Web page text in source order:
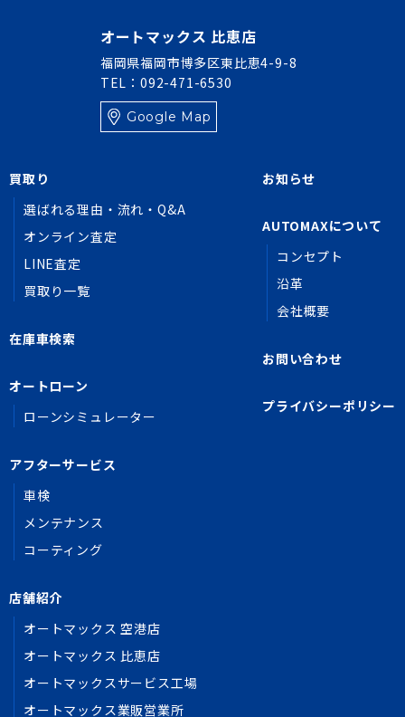
オートマックス 比恵店
福岡県福岡市博多区東比恵4-9-8
TEL：092-471-6530
Google Map
買取り
選ばれる理由・流れ・Q&A
オンライン査定
LINE査定
買取り一覧
在庫車検索
オートローン
ローンシミュレーター
アフターサービス
車検
メンテナンス
コーティング
店舗紹介
オートマックス 空港店
オートマックス 比恵店
オートマックスサービス工場
オートマックス業販営業所
お知らせ
AUTOMAXについて
コンセプト
沿革
会社概要
お問い合わせ
プライバシーポリシー